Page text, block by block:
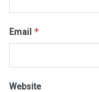
Email *
Website